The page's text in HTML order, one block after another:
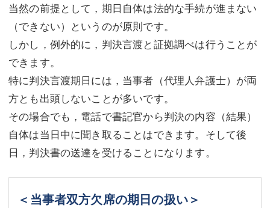
当然の前提として，期日自体は法的な手続が進まない
（できない）というのが原則です。
しかし，例外的に，判決言渡と証拠調べは行うことが
できます。
特に判決言渡期日には，当事者（代理人弁護士）が両
方とも出頭しないことが多いです。
その場合でも，電話で書記官から判決の内容（結果）
自体は当日中に聞き取ることはできます。そして後
日，判決書の送達を受けることになります。
＜当事者双方欠席の期日の扱い＞